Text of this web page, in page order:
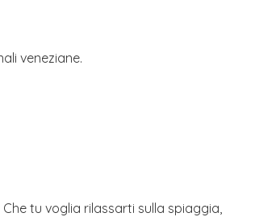
veneziane.
tu voglia rilassarti sulla spiaggia,